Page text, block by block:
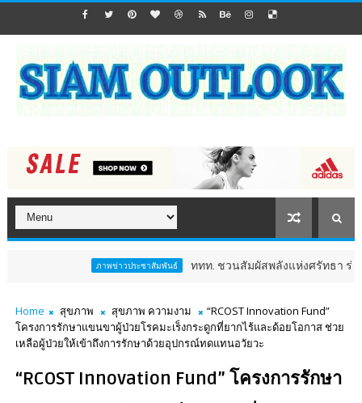
ภาพข่าวประชาสัมพันธ์ ททท. ชวนสัมผัสพลังแห่งศรัทธา ร่วมงาน "ห่มผ้าหล
Home สุขภาพ สุขภาพ ความงาม
“RCOST Innovation Fund”
โครงการรักษาแขนขาผู้ป่วยโรคมะเร็งกระดูกที่ยากไร้และด้อยโอกาส ช่วย
เหลือผู้ป่วยให้เข้าถึงการรักษาด้วยอุปกรณ์ทดแทนอวัยวะ
“RCOST Innovation Fund” โครงการรักษา